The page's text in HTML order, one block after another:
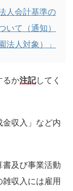
人会計基準の
いて（通知）
法人対象）」
るか注記してく
収入」など内
及び事業活動
収入には雇用